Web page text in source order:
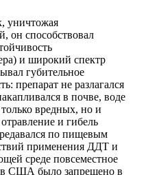
уничтожая
он способствовал
и широкий спектр
губительное
препарат не разлагался
в почве, воде
вредных, но и
и гибель
по пищевым
применения ДДТ и
среде повсеместное
в США было запрещено в